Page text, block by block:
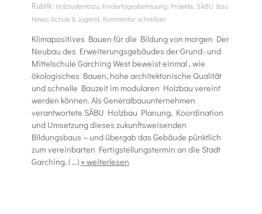
Rubrik: Holzsystembau, Kindertagesbetreuung, Projekte, SÄBU Bau
News, Schule & Jugend, Kommentar schreiben
Klimapositives Bauen für die Bildung von morgen Der
Neubau des Erweiterungsgebäudes der Grund- und
Mittelschule Garching West beweist einmal , wie
ökologisches Bauen, hohe architektonische Qualität
und schnelle Bauzeit im modularen Holzbau vereint
werden können. Als Generalbauunternehmen
verantwortete SÄBU Holzbau Planung, Koordination
und Umsetzung dieses zukunftsweisenden
Bildungsbaus – und übergab das Gebäude pünktlich
zum vereinbarten Fertigstellungstermin an die Stadt
Garching. ( …) » weiterlesen